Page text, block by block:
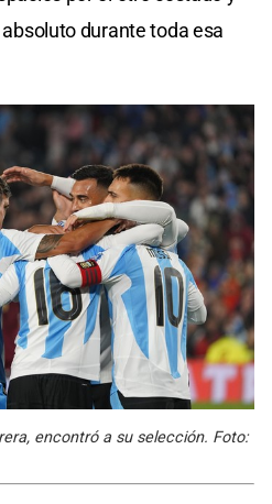
durante toda esa
encontró a su selección. Foto: